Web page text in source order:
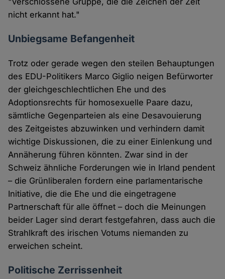
nicht erkannt hat."
Unbiegsame Befangenheit
Trotz oder gerade wegen den steilen Behauptungen
des EDU-Politikers Marco Giglio neigen Befürworter
der gleichgeschlechtlichen Ehe und des
Adoptionsrechts für homosexuelle Paare dazu,
sämtliche Gegenparteien als eine Desavouierung
des Zeitgeistes abzuwinken und verhindern damit
wichtige Diskussionen, die zu einer Einlenkung und
Annäherung führen könnten. Zwar sind in der
Schweiz ähnliche Forderungen wie in Irland pendent
– die Grünliberalen fordern eine parlamentarische
Initiative, die die Ehe und die eingetragene
Partnerschaft für alle öffnet – doch die Meinungen
beider Lager sind derart festgefahren, dass auch die
Strahlkraft des irischen Votums niemanden zu
erweichen scheint.
Politische Zerrissenheit